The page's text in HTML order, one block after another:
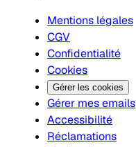
Mentions légales
CGV
Confidentialité
Cookies
Gérer les cookies
Gérer mes emails
Accessibilité
Réclamations